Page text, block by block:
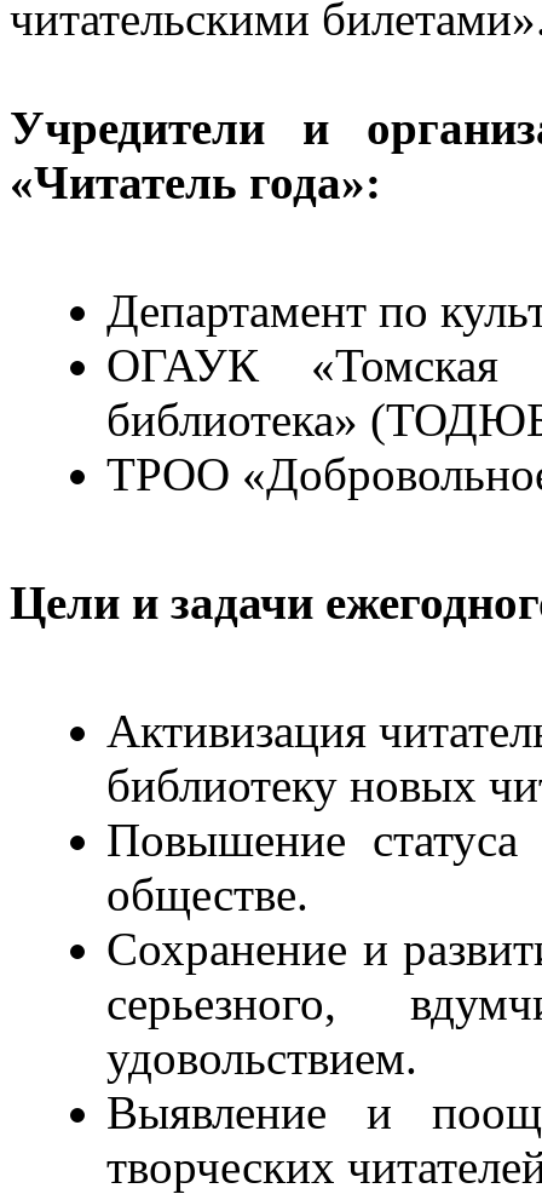
читательскими
Учредители и
«Читатель года»:
Департамент по
ОГАУК «Томская
библиотека»
ТРОО
Цели и задачи
Активизация
библиотеку новых
Повышение
обществе.
Сохранение и
серьезного,
удовольствием.
Выявление и
творческих